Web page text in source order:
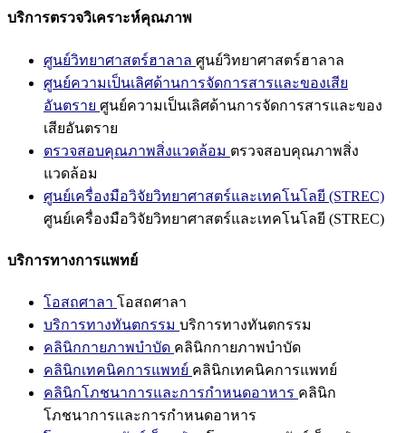
บริการตรวจวิเคราะห์คุณภาพ
ศูนย์วิทยาศาสตร์ฮาลาล ศูนย์วิทยาศาสตร์ฮาลาล
ศูนย์ความเป็นเลิศด้านการจัดการสารและของเสีย
อันตราย ศูนย์ความเป็นเลิศด้านการจัดการสารและของ
เสียอันตราย
ตรวจสอบคุณภาพสิ่งแวดล้อม ตรวจสอบคุณภาพสิ่ง
แวดล้อม
ศูนย์เครื่องมือวิจัยวิทยาศาสตร์และเทคโนโลยี (STREC)
ศูนย์เครื่องมือวิจัยวิทยาศาสตร์และเทคโนโลยี (STREC)
บริการทางการแพทย์
โอสถศาลา โอสถศาลา
บริการทางทันตกรรม บริการทางทันตกรรม
คลินิกกายภาพบำบัด คลินิกกายภาพบำบัด
คลินิกเทคนิคการแพทย์ คลินิกเทคนิคการแพทย์
คลินิกโภชนาการและการกำหนดอาหาร คลินิก
โภชนาการและการกำหนดอาหาร